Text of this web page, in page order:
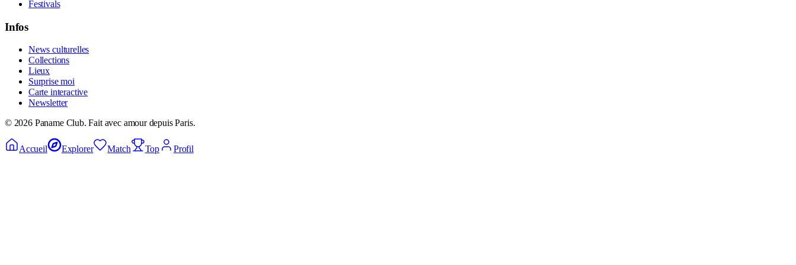
Festivals
Infos
News culturelles
Collections
Lieux
Surprise moi
Carte interactive
Newsletter
© 2026Paname Club. Fait avec amour depuis Paris.
Accueil Explorer Match Top Profil